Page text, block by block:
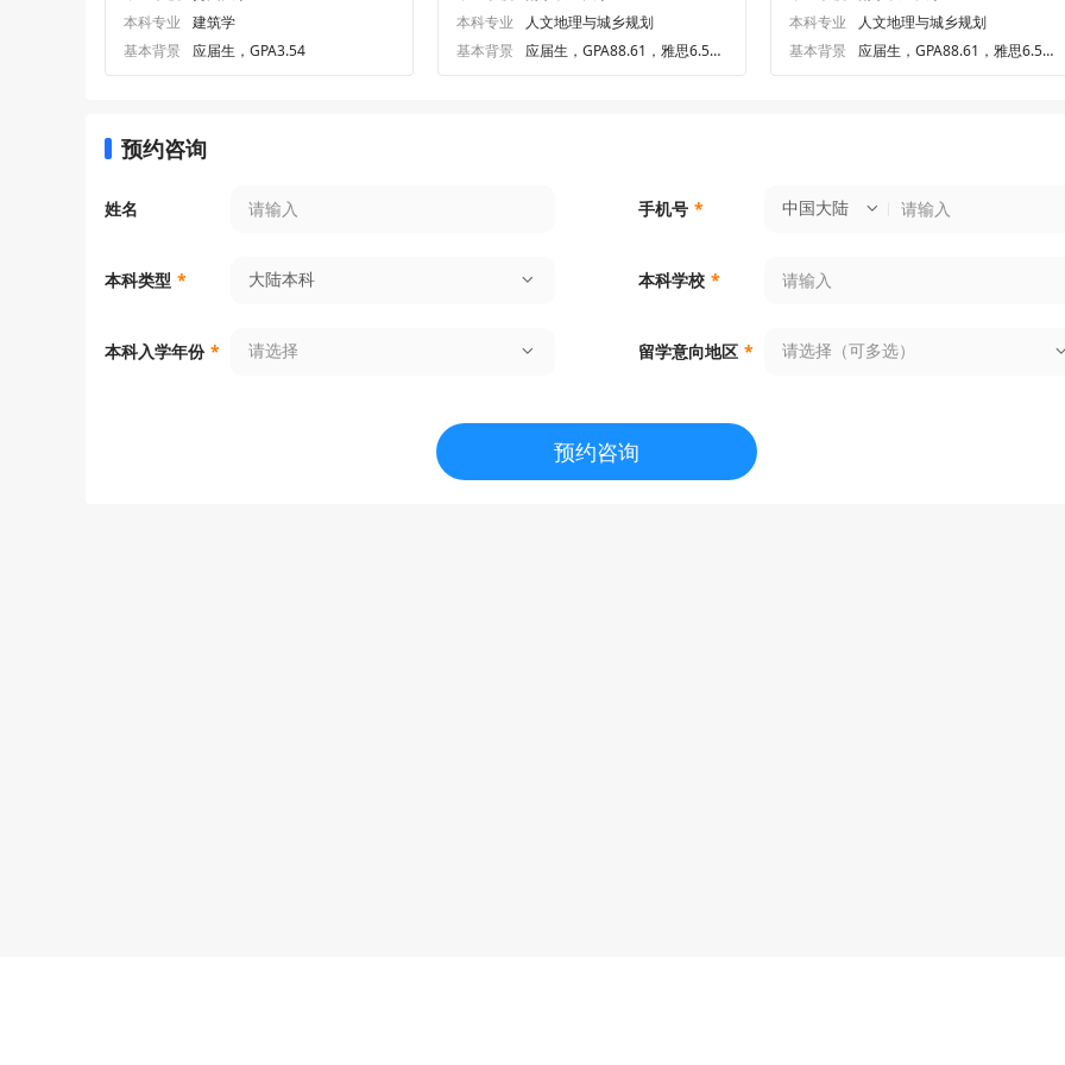
本科专业
建筑学
基本背景
应届生，GPA3.54
本科专业
人文地理与城乡规划
基本背景
应届生，GPA88.61，雅思6.5、
本科专业
人文地理与城乡规划
基本背景
应届生，GPA88.61，雅思6.5、
预约咨询
姓名 手机号 * 中国大陆
本科类型 * 大陆本科 本科学校 *
本科入学年份 * 请选择 留学意向地区 * 请选择（可多选）
预约咨询